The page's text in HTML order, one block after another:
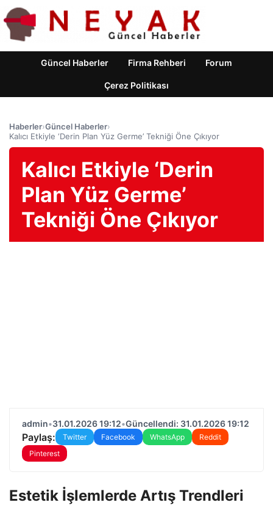
Güncel Haberler Firma Rehberi Forum
Çerez Politikası
Haberler›Güncel Haberler›
Kalıcı Etkiyle ‘Derin Plan Yüz Germe’ Tekniği Öne Çıkıyor
Kalıcı Etkiyle ‘Derin
Plan Yüz Germe’
Tekniği Öne Çıkıyor
admin•31.01.2026 19:12•Güncellendi: 31.01.2026 19:12
Paylaş: Twitter Facebook WhatsApp
Reddit
Pinterest
Estetik İşlemlerde Artış Trendleri